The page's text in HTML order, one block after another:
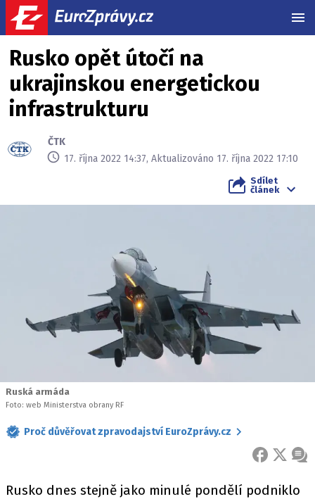
Rusko opět útočí na
ukrajinskou energetickou
infrastrukturu
ČTK
17. října 2022 14:37, Aktualizováno 17. října 2022 17:10
Sdílet
článek
Ruská armáda
Foto: web Ministerstva obrany RF
Proč důvěřovat zpravodajství EuroZprávy.cz
FACEBOOK
X
Rusko dnes stejně jako minulé pondělí podniklo